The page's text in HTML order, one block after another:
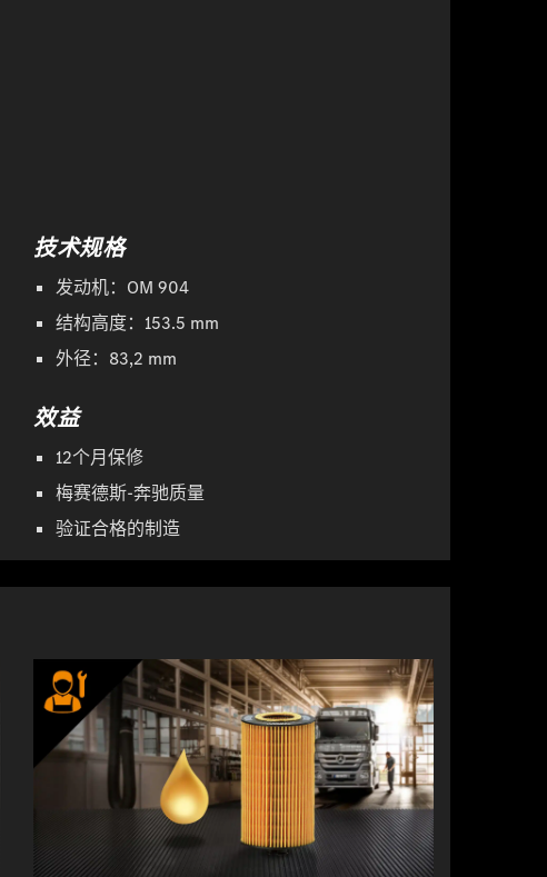
技术规格
发动机：OM 904
结构高度：153.5 mm
外径：83,2 mm
效益
12个月保修
梅赛德斯-奔驰质量
验证合格的制造